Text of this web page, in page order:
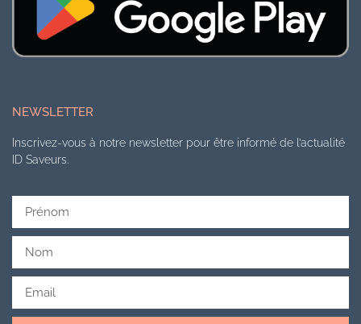
NEWSLETTER
Inscrivez-vous à notre newsletter pour être informé de l’actualité
ID Saveurs.